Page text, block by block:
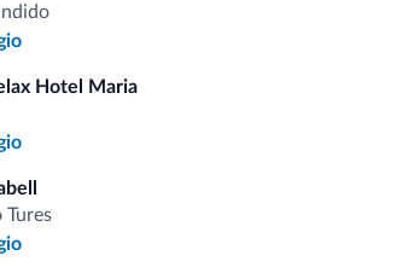
Hotel Maria
Tures
Riceverai